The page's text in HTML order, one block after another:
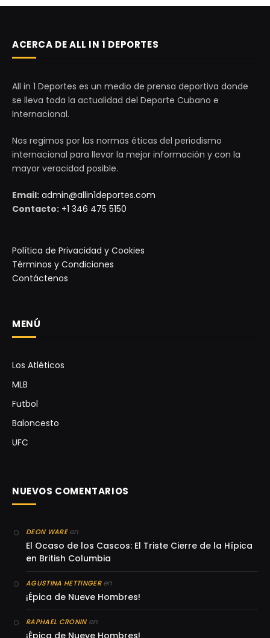
ACERCA DE ALL IN 1 DEPORTES
All in 1 Deportes es un medio de prensa deportiva donde
se lleva toda la actualidad del Deporte Cubano e
Internacional.
Nos regimos por las normas éticas del periodismo
internacional para llevar la mejor información y con la
mayor veracidad posible.
Email: admin@allin1deportes.com
Contacto: +1 346 475 5150
Política de Privacidad y Cookies
Términos y Condiciones
Contáctenos
MENÚ
Los Atléticos
MLB
Futbol
Baloncesto
UFC
NUEVOS COMENTARIOS
DEON WAREen
El Ocaso de los Cascos: El Triste Cierre de la Hípica
en British Columbia
AGUSTINA HETTINGERen
¡Épica de Nueve Hombres!
RAPHAEL CRONINen
¡Épica de Nueve Hombres!